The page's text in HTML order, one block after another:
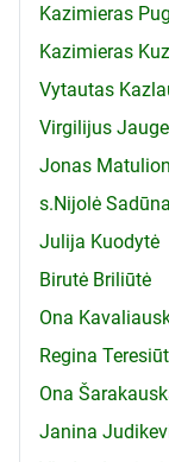
Kazimieras
Kazimieras
Vytautas
Virgilijus
Jonas
s.Nijolė
Julija Kuodytė
Birutė Briliūtė
Ona
Regina
Ona
Janina